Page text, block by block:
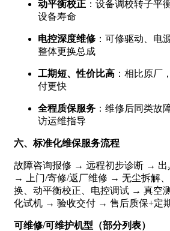
动平衡校正 ：设备调校转子平
设备寿命
电控深度维修 ：可修驱动、电
整体更换总成
工期短、性价比高 ：相比原厂
付更快
全程质保服务 ：维修后同类故
访运维指导
六、标准化维保服务流程
故障咨询报修 → 远程初步诊断 → 出
→ 上门/寄修/返厂维修 → 无尘拆解
换、动平衡校正、电控调试 → 真空
化试机 → 验收交付 → 售后质保+定
可维修/可维护机型（部分列表）